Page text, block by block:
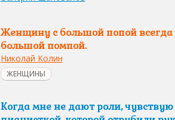
Женщину с большой попой всегда
большой помпой.
Николай Колин
ЖЕНЩИНЫ
Когда мне не дают роли, чувствую